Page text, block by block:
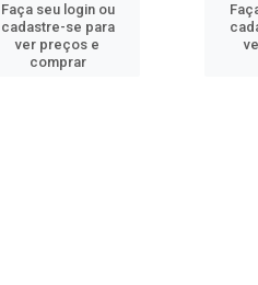
Faça seu login ou
cadastre-se para
ver preços e
comprar